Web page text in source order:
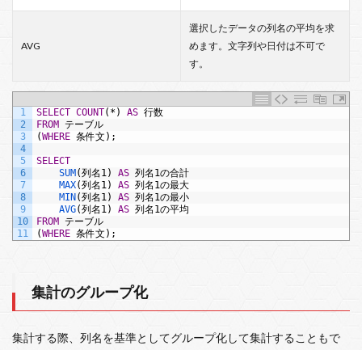
AVG
選択したデータの列名の平均を求
めます。文字列や日付は不可で
す。
1
2
3
4
5
6
7
8
9
10
11
SELECT COUNT(*) AS 行数
FROM テーブル
(WHERE 条件文);
SELECT
SUM (列名1) AS 列名1の合計
MAX(列名1) AS 列名1の最大
MIN (列名1) AS 列名1の最小
AVG(列名1) AS 列名1の平均
FROM テーブル
(WHERE 条件文);
集計のグループ化
集計する際、列名を基準としてグループ化して集計することもで